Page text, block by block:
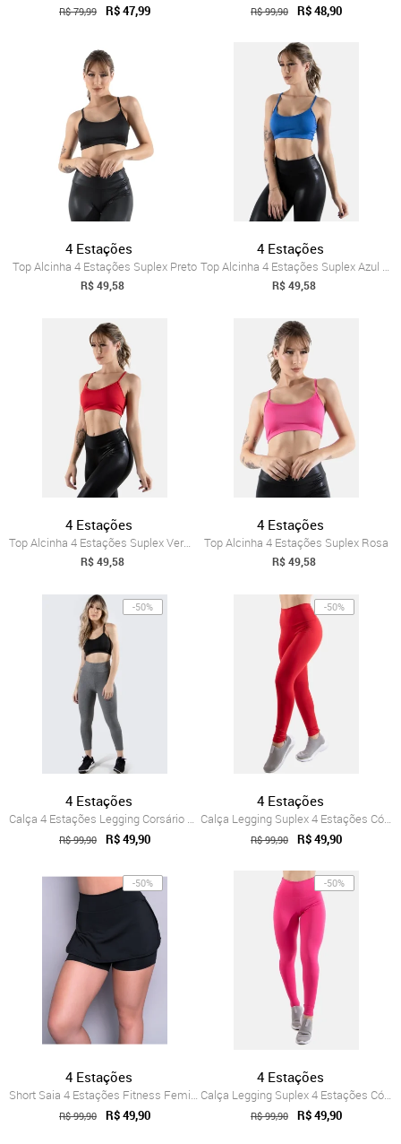
R$ 79,99 R$ 47,99 R$ 99,90 R$ 48,90
4 Estações
Top Alcinha 4 Estações Suplex Preto
R$ 49,58
4 Estações
Top Alcinha 4 Estações Suplex Azul Royal
R$ 49,58
4 Estações
Top Alcinha 4 Estações Suplex Vermelho
R$ 49,58
4 Estações
Top Alcinha 4 Estações Suplex Rosa
R$ 49,58
-50%
4 Estações
Calça 4 Estações Legging Corsário Midi C...
R$ 99,90 R$ 49,90
-50%
4 Estações
Calça Legging Suplex 4 Estações Cós Alto...
R$ 99,90 R$ 49,90
-50%
4 Estações
Short Saia 4 Estações Fitness Feminino L...
R$ 99,90 R$ 49,90
-50%
4 Estações
Calça Legging Suplex 4 Estações Cós Alto...
R$ 99,90 R$ 49,90